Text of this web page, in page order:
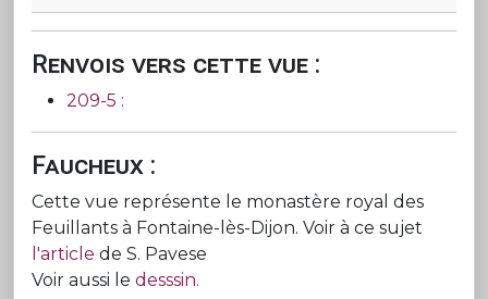
Renvois vers cette vue :
209-5 :
Faucheux :
Cette vue représente le monastère royal des
Feuillants à Fontaine-lès-Dijon. Voir à ce sujet
l'article de S. Pavese
Voir aussi le desssin.